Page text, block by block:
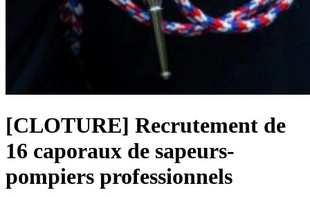
[CLOTURE] Recrutement de
16 caporaux de sapeurs-
pompiers professionnels